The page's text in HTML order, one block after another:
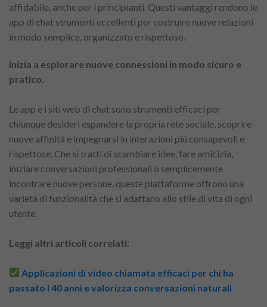
affidabile, anche per i principianti. Questi vantaggi rendono le
app di chat strumenti eccellenti per costruire nuove relazioni
in modo semplice, organizzato e rispettoso.
Inizia a esplorare nuove connessioni in modo sicuro e
pratico.
Le app e i siti web di chat sono strumenti efficaci per
chiunque desideri espandere la propria rete sociale, scoprire
nuove affinità e impegnarsi in interazioni più consapevoli e
rispettose. Che si tratti di scambiare idee, fare amicizia,
iniziare conversazioni professionali o semplicemente
incontrare nuove persone, queste piattaforme offrono una
varietà di funzionalità che si adattano allo stile di vita di ogni
utente.
Leggi altri articoli correlati:
Applicazioni di video chiamata efficaci per chi ha
passato i 40 anni e valorizza conversazioni naturali